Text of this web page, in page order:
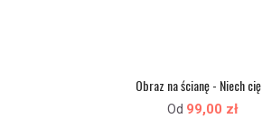
Obraz na ścianę - Niech cię...
Od 99,00 zł